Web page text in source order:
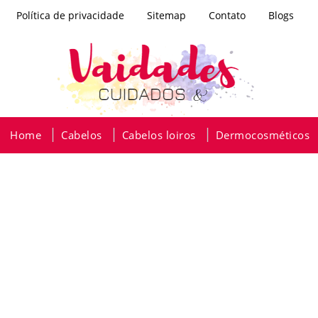
Política de privacidade Sitemap Contato Blogs
Home Cabelos Cabelos loiros Dermocosméticos